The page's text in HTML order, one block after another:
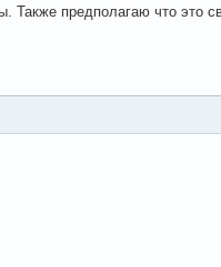
Также предполагаю что это